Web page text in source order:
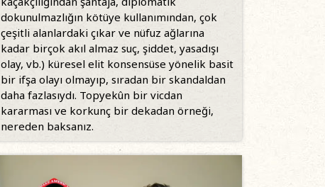
dokunulmazlığın kötüye kullanımından, çok
çeşitli alanlardaki çıkar ve nüfuz ağlarına
kadar birçok akıl almaz suç, şiddet, yasadışı
olay, vb.) küresel elit konsensüse yönelik basit
bir ifşa olayı olmayıp, sıradan bir skandaldan
daha fazlasıydı. Topyekûn bir vicdan
kararması ve korkunç bir dekadan örneği,
nereden baksanız.